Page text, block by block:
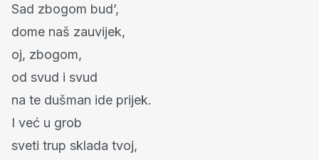
Sad zbogom bud’,
dome naš zauvijek,
oj, zbogom,
od svud i svud
na te dušman ide prijek.
I već u grob
sveti trup sklada tvoj,